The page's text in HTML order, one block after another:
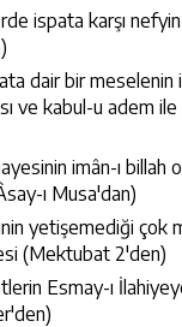
ispata karşı
dair bir meselenin
ve kabul-u adem
imân-ı billah
ı Musa'dan)
yetişemediği çok
(Mektubat 2'den)
Esmay-ı